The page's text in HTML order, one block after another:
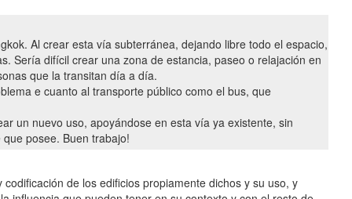
Al crear esta vía subterránea, dejando libre todo el espacio,
Sería difícil crear una zona de estancia, paseo o relajación en
que la transitan día a día.
e cuanto al transporte público como el bus, que
un nuevo uso, apoyándose en esta vía ya existente, sin
posee. Buen trabajo!
de los edificios propiamente dichos y su uso, y